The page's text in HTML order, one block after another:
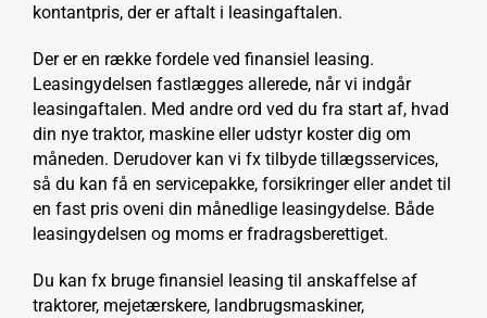
kontantpris, der er aftalt i leasingaftalen.
Der er en række fordele ved finansiel leasing.
Leasingydelsen fastlægges allerede, når vi indgår
leasingaftalen. Med andre ord ved du fra start af, hvad
din nye traktor, maskine eller udstyr koster dig om
måneden. Derudover kan vi fx tilbyde tillægsservices,
så du kan få en servicepakke, forsikringer eller andet til
en fast pris oveni din månedlige leasingydelse. Både
leasingydelsen og moms er fradragsberettiget.
Du kan fx bruge finansiel leasing til anskaffelse af
traktorer, mejetærskere, landbrugsmaskiner,